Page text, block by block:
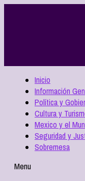
Inicio
Información
Política y
Cultura y
Mexico y el
Seguridad y
Sobremesa
Menu